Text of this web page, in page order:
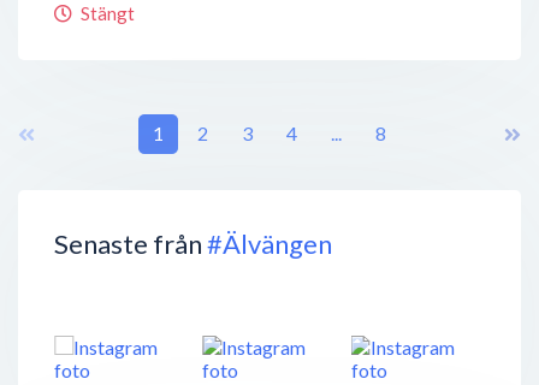
Senaste från#Älvängen
Stängt
1 2 3 4 ... 8